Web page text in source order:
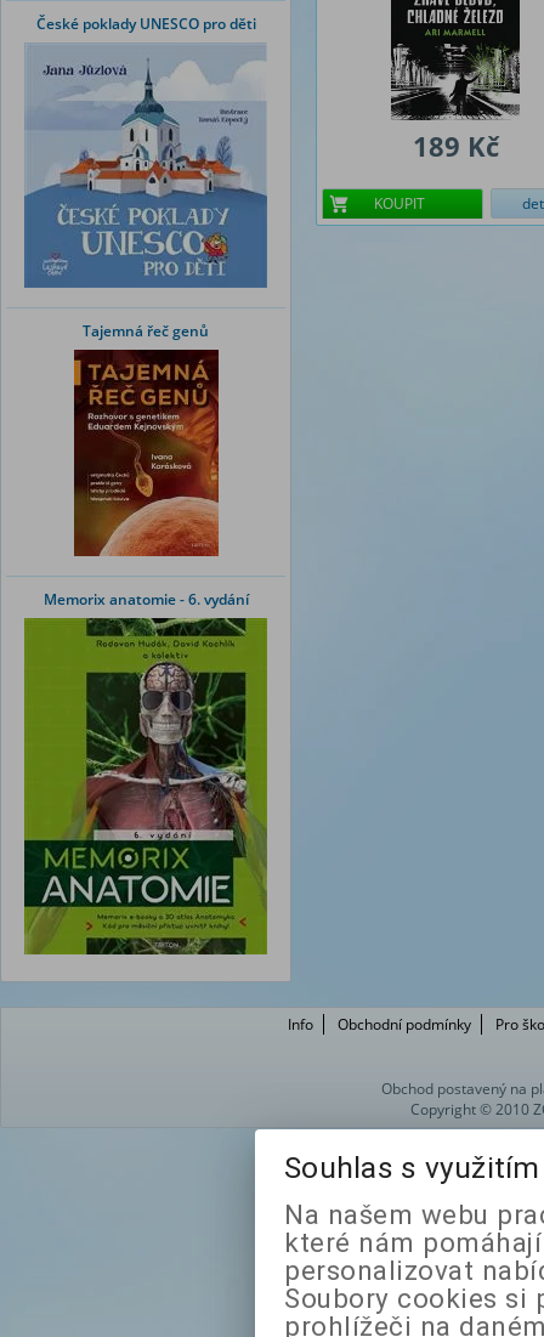
České poklady UNESCO pro děti
Tajemná řeč genů
Memorix anatomie - 6. vydání
189 Kč
KOUPIT
Info Obchodní podmínky Pro
Obchod postavený na
Copyright © 2010
Souhlas s
Na našem webu
které nám
personalizovat
Soubory cookies si
prohlížeči na